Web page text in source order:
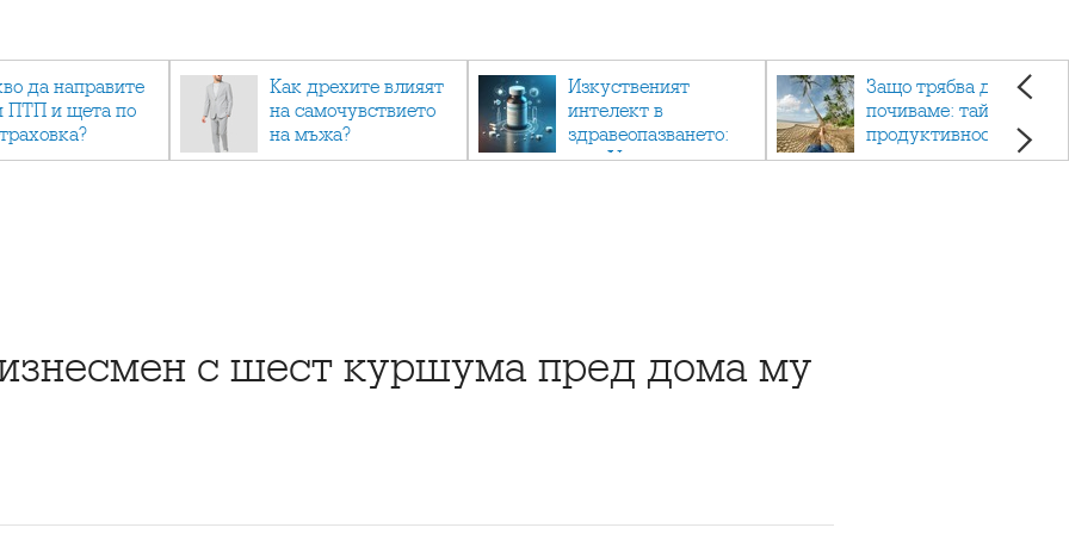
да направите
ПТП и щета по
Как дрехите влияят
на самочувствието
на мъжа?
Изкуственият
интелект в
здравеопазването:
как AI променя
Защо трябва да си
почиваме: тайната на
продуктивността,
здравето и добрия
с шест куршума пред дома му